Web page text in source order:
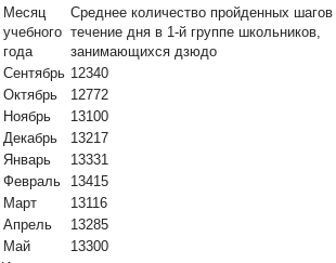
Месяц
учебного
года
Среднее количество пройденных шагов
течение дня в 1-й группе школьников,
занимающихся дзюдо
Сентябрь 12340
Октябрь
12772
Ноябрь
13100
Декабрь
13217
Январь
13331
Февраль
13415
Март
13116
Апрель
13285
Май
13300